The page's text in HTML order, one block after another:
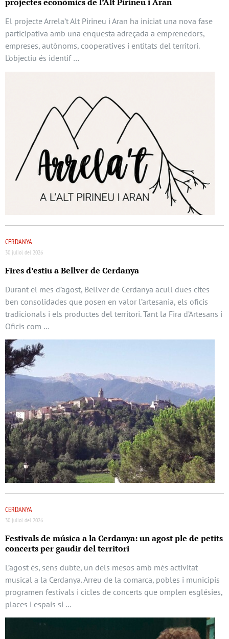
El projecte Arrela’t Alt Pirineu i Aran ha iniciat una nova fase
participativa amb una enquesta adreçada a emprenedors,
empreses, autònoms, cooperatives i entitats del territori.
L’objectiu és identif …
CERDANYA
30 juliol del 2026
Fires d’estiu a Bellver de Cerdanya
Durant el mes d’agost, Bellver de Cerdanya acull dues cites
ben consolidades que posen en valor l’artesania, els oficis
tradicionals i els productes del territori. Tant la Fira d’Artesans i
Oficis com …
CERDANYA
30 juliol del 2026
Festivals de música a la Cerdanya: un agost ple de petits
concerts per gaudir del territori
L’agost és, sens dubte, un dels mesos amb més activitat
musical a la Cerdanya. Arreu de la comarca, pobles i municipis
programen festivals i cicles de concerts que omplen esglésies,
places i espais si …